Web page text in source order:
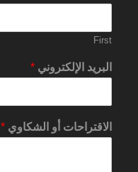
First
البريد الإلكتروني*
الاقتراحات أو الشكاوي*